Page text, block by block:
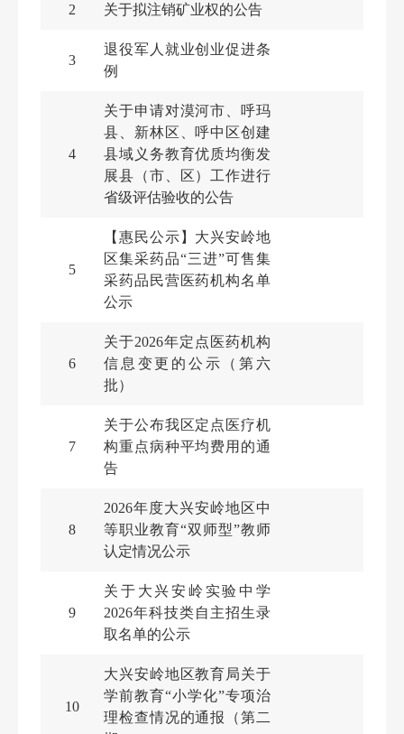
2 关于拟注销矿业权的公告
3
退役军人就业创业促进条
例
4
关于申请对漠河市、呼玛
县、新林区、呼中区创建
县域义务教育优质均衡发
展县（市、区）工作进行
省级评估验收的公告
5
【惠民公示】大兴安岭地
区集采药品“三进”可售集
采药品民营医药机构名单
公示
6
关于2026年定点医药机构
信息变更的公示（第六
批）
7
关于公布我区定点医疗机
构重点病种平均费用的通
告
8
2026年度大兴安岭地区中
等职业教育“双师型”教师
认定情况公示
9
关于大兴安岭实验中学
2026年科技类自主招生录
取名单的公示
10
大兴安岭地区教育局关于
学前教育“小学化”专项治
理检查情况的通报（第二